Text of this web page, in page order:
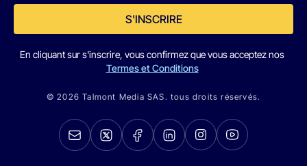
S'INSCRIRE
En cliquant sur s'inscrire, vous confirmez que vous acceptez nos
Termes et Conditions
© 2026 Talmont Media SAS. tous droits réservés.